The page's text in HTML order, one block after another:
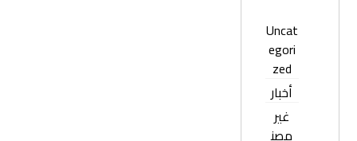
Uncat
egori
zed
أخبار
غير
مصن